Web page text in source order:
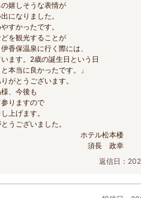
嬉しそうな表情が
になりました。
すかったです。
を観光することが
香保温泉に行く際には、
ます。2歳の誕生日という日
本当に良かったです。」
がとうございます。
、今後も
りますので
上げます。
うございました。
松本楼
政幸
返信日：